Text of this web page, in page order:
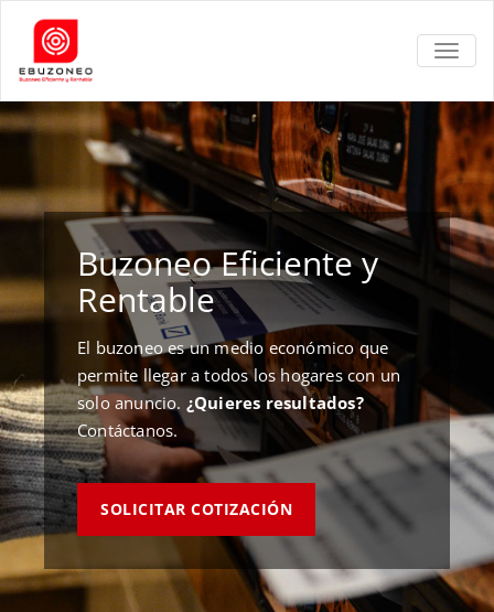
Buzoneo Eficiente y
Rentable
El buzoneo es un medio económico que
permite llegar a todos los hogares con un
solo anuncio. ¿Quieres resultados?
Contáctanos.
SOLICITAR COTIZACIÓN